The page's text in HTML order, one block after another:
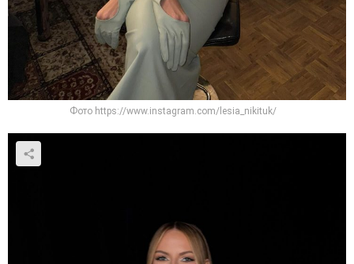
Фото https://www.instagram.com/lesia_nikituk/